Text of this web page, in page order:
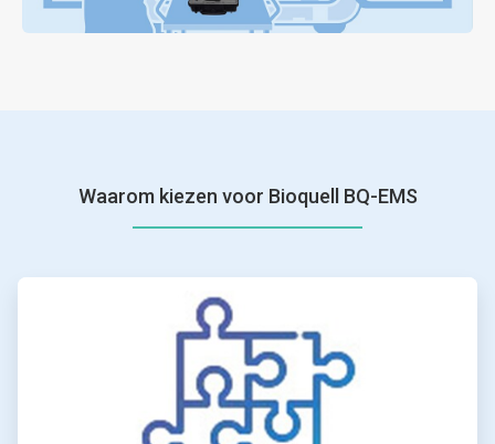
Waarom kiezen voor Bioquell BQ-EMS
ˑ